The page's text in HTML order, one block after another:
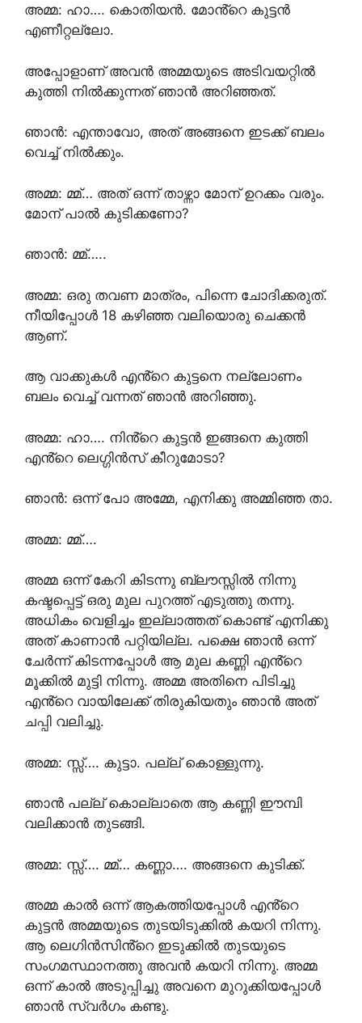
അമ്മ: ഹാ…. കൊതിയൻ. മോൻ്റെ കുട്ടൻ
എണീറ്റല്ലോ.
അപ്പോളാണ് അവൻ അമ്മയുടെ അടിവയറ്റിൽ
കുത്തി നിൽക്കുന്നത് ഞാൻ അറിഞ്ഞത്.
ഞാൻ: എന്താവോ, അത് അങ്ങനെ ഇടക്ക് ബലം
വെച്ച് നിൽക്കും.
അമ്മ: മ്മ്… അത് ഒന്ന് താഴ്ന്നാ മോന് ഉറക്കം വരും.
മോന് പാൽ കുടിക്കണോ?
ഞാൻ: മ്മ്…..
അമ്മ: ഒരു തവണ മാത്രം, പിന്നെ ചോദിക്കരുത്.
നീയിപ്പോൾ 18 കഴിഞ്ഞ വലിയൊരു ചെക്കൻ
ആണ്.
ആ വാക്കുകൾ എൻ്റെ കുട്ടനെ നല്ലോണം
ബലം വെച്ച് വന്നത് ഞാൻ അറിഞ്ഞു.
അമ്മ: ഹാ…. നിൻ്റെ കുട്ടൻ ഇങ്ങനെ കുത്തി
എൻ്റെ ലെഗ്ഗിൻസ് കീറുമോടാ?
ഞാൻ: ഒന്ന് പോ അമ്മേ, എനിക്കു അമ്മിഞ്ഞ താ.
അമ്മ: മ്മ്….
അമ്മ ഒന്ന് കേറി കിടന്നു ബ്ലൗസ്സിൽ നിന്നു
കഷ്ടപ്പെട്ട് ഒരു മുല പുറത്ത് എടുത്തു തന്നു.
അധികം വെളിച്ചം ഇല്ലാത്തത് കൊണ്ട് എനിക്കു
അത് കാണാൻ പറ്റിയില്ല. പക്ഷെ ഞാൻ ഒന്ന്
ചേർന്ന് കിടന്നപ്പോൾ ആ മുല കണ്ണി എൻ്റെ
മൂക്കിൽ മുട്ടി നിന്നു. അമ്മ അതിനെ പിടിച്ചു
എൻ്റെ വായിലേക്ക് തിരുകിയതും ഞാൻ അത്
ചപ്പി വലിച്ചു.
അമ്മ: സ്സ്‌…. കുട്ടാ. പല്ല് കൊള്ളുന്നു.
ഞാൻ പല്ല് കൊല്ലാതെ ആ കണ്ണി ഈമ്പി
വലിക്കാൻ തുടങ്ങി.
അമ്മ: സ്സ്‌…. മ്മ്… കണ്ണാ…. അങ്ങനെ കുടിക്ക്.
അമ്മ കാൽ ഒന്ന് ആകത്തിയപ്പോൾ എൻ്റെ
കുട്ടൻ അമ്മയുടെ തുടയിടുക്കിൽ കയറി നിന്നു.
ആ ലെഗിൻസിൻ്റെ ഇടുക്കിൽ തുടയുടെ
സംഗമസ്ഥാനത്തു അവൻ കയറി നിന്നു. അമ്മ
ഒന്ന് കാൽ അടുപ്പിച്ചു അവനെ മുറുക്കിയപ്പോൾ
ഞാൻ സ്വർഗം കണ്ടു.